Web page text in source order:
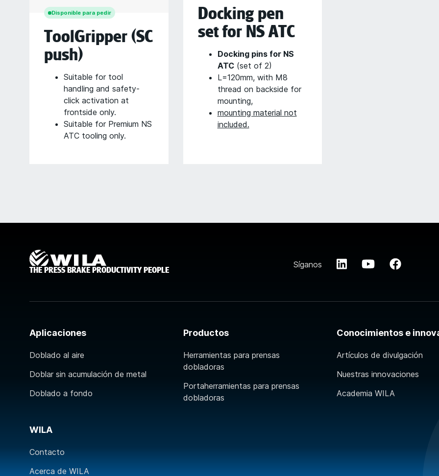
Disponible para pedir
ToolGripper (SC
push)
Suitable for tool
handling and safety-
click activation at
frontside only.
Suitable for Premium NS
ATC tooling only.
Docking pen
set for NS ATC
Docking pins for NS
ATC(set of 2)
L=120mm, with M8
thread on backside for
mounting,
mounting material not
included.
THE PRESS BRAKE PRODUCTIVITY PEOPLE
Síganos
Aplicaciones
Doblado al aire
Doblar sin acumulación de metal
Doblado a fondo
Productos
Herramientas para prensas
dobladoras
Portaherramientas para prensas
dobladoras
Conocimientos e
Artículos de divulgación
Nuestras innovaciones
Academia WILA
WILA
Contacto
Acerca de WILA